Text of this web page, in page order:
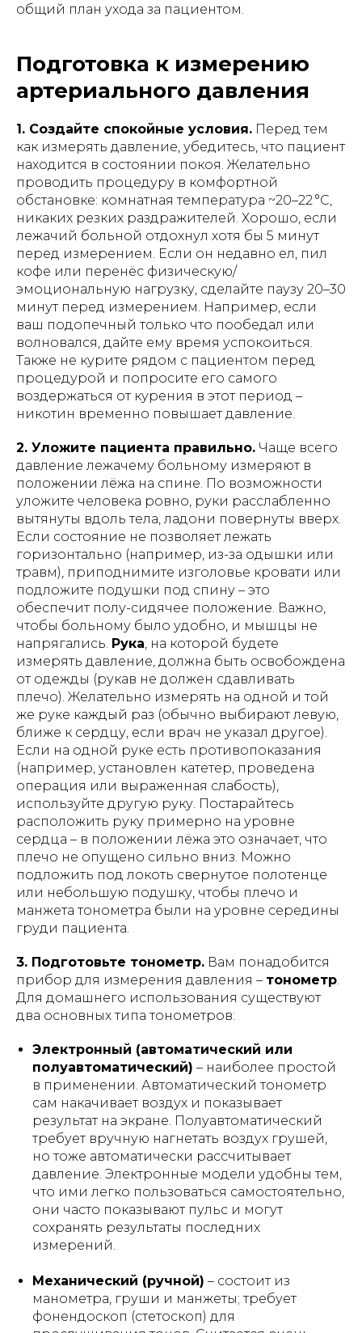
общий план ухода за пациентом.
Подготовка к измерению
артериального давления
1. Создайте спокойные условия. Перед тем
как измерять давление, убедитесь, что пациент
находится в состоянии покоя. Желательно
проводить процедуру в комфортной
обстановке: комнатная температура ~20–22 °C,
никаких резких раздражителей. Хорошо, если
лежачий больной отдохнул хотя бы 5 минут
перед измерением. Если он недавно ел, пил
кофе или перенёс физическую/
эмоциональную нагрузку, сделайте паузу 20–30
минут перед измерением​. Например, если
ваш подопечный только что пообедал или
волновался, дайте ему время успокоиться.
Также не курите рядом с пациентом перед
процедурой и попросите его самого
воздержаться от курения в этот период –
никотин временно повышает давление.
2. Уложите пациента правильно. Чаще всего
давление лежачему больному измеряют в
положении лёжа на спине. По возможности
уложите человека ровно, руки расслабленно
вытянуты вдоль тела​, ладони повернуты вверх.
Если состояние не позволяет лежать
горизонтально (например, из-за одышки или
травм), приподнимите изголовье кровати или
подложите подушки под спину – это
обеспечит полу-сидячее положение. Важно,
чтобы больному было удобно, и мышцы не
напрягались. Рука, на которой будете
измерять давление, должна быть освобождена
от одежды (рукав не должен сдавливать
плечо). Желательно измерять на одной и той
же руке каждый раз (обычно выбирают левую,
ближе к сердцу, если врач не указал другое).
Если на одной руке есть противопоказания
(например, установлен катетер, проведена
операция или выраженная слабость),
используйте другую руку. Постарайтесь
расположить руку примерно на уровне
сердца – в положении лёжа это означает, что
плечо не опущено сильно вниз. Можно
подложить под локоть свернутое полотенце
или небольшую подушку, чтобы плечо и
манжета тонометра были на уровне середины
груди пациента​.
3. Подготовьте тонометр. Вам понадобится
прибор для измерения давления – тонометр.
Для домашнего использования существуют
два основных типа тонометров​:
Электронный (автоматический или
полуавтоматический) – наиболее простой
в применении. Автоматический тонометр
сам накачивает воздух и показывает
результат на экране. Полуавтоматический
требует вручную нагнетать воздух грушей,
но тоже автоматически рассчитывает
давление. Электронные модели удобны тем,
что ими легко пользоваться самостоятельно,
они часто показывают пульс и могут
сохранять результаты последних
измерений.
Механический (ручной) – состоит из
манометра, груши и манжеты; требует
фонендоскоп (стетоскоп) для